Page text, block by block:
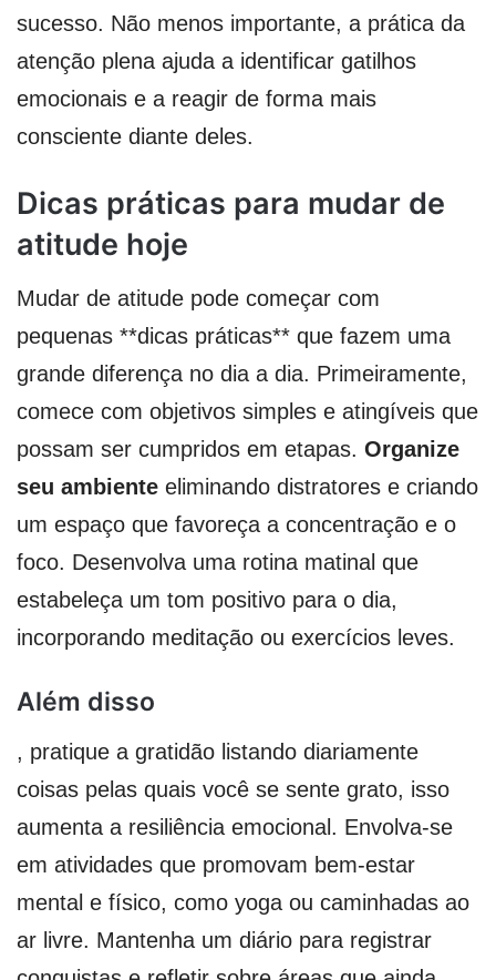
sucesso. Não menos importante, a prática da
atenção plena ajuda a identificar gatilhos
emocionais e a reagir de forma mais
consciente diante deles.
Dicas práticas para mudar de
atitude hoje
Mudar de atitude pode começar com
pequenas **dicas práticas** que fazem uma
grande diferença no dia a dia. Primeiramente,
comece com objetivos simples e atingíveis que
possam ser cumpridos em etapas. Organize
seu ambiente eliminando distratores e criando
um espaço que favoreça a concentração e o
foco. Desenvolva uma rotina matinal que
estabeleça um tom positivo para o dia,
incorporando meditação ou exercícios leves.
Além disso
, pratique a gratidão listando diariamente
coisas pelas quais você se sente grato, isso
aumenta a resiliência emocional. Envolva-se
em atividades que promovam bem-estar
mental e físico, como yoga ou caminhadas ao
ar livre. Mantenha um diário para registrar